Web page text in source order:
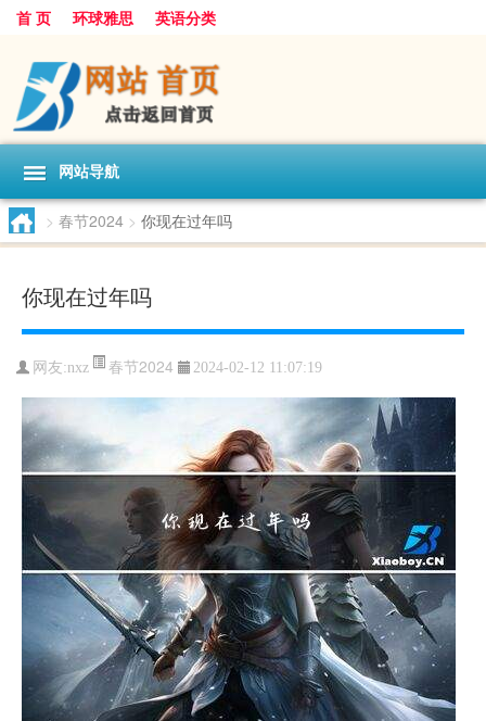
首 页 环球雅思 英语分类
网站导航
> 春节2024 > 你现在过年吗
你现在过年吗
网友:nxz 春节2024 2024-02-12 11:07:19